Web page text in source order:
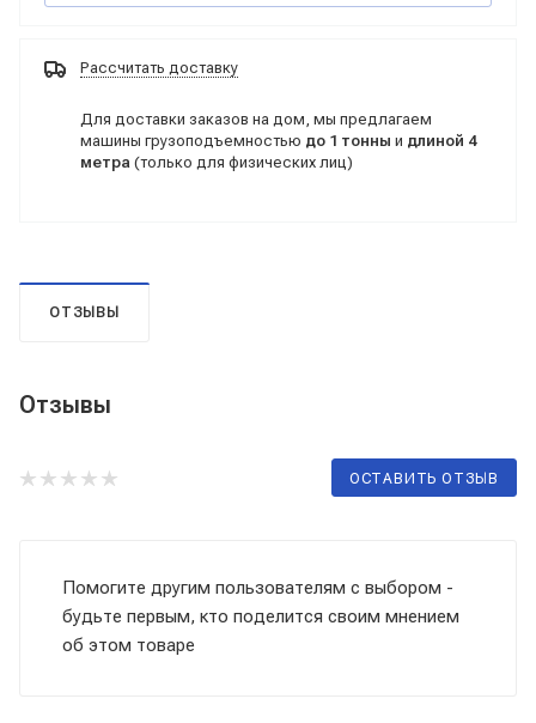
Рассчитать доставку
Для доставки заказов на дом, мы предлагаем
машины грузоподъемностью до 1 тонны и длиной 4
метра (только для физических лиц)
ОТЗЫВЫ
Отзывы
ОСТАВИТЬ ОТЗЫВ
Помогите другим пользователям с выбором -
будьте первым, кто поделится своим мнением
об этом товаре